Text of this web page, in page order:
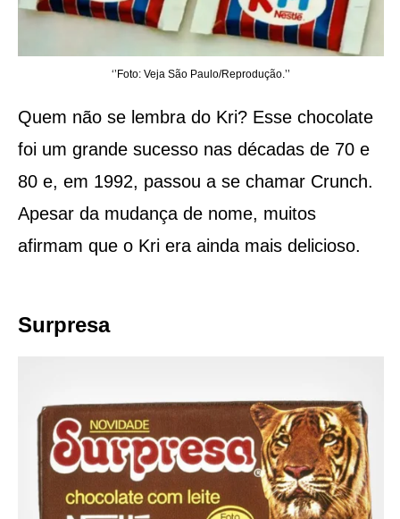
‘’Foto: Veja São Paulo/Reprodução.’’
Quem não se lembra do Kri? Esse chocolate
foi um grande sucesso nas décadas de 70 e
80 e, em 1992, passou a se chamar Crunch.
Apesar da mudança de nome, muitos
afirmam que o Kri era ainda mais delicioso.
Surpresa